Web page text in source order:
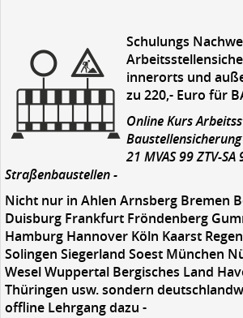
Schulungs
innerorts und
zu 220,- Euro für
Online Kurs
Baustellensicherung
21 MVAS 99 ZTV-
Straßenbaustellen -
Nicht nur in Ahlen Arnsberg Bremen
Duisburg Frankfurt Fröndenberg
Hamburg Hannover Köln Kaarst
Solingen Siegerland Soest München
Wesel Wuppertal Bergisches Land
Thüringen usw. sondern
offline Lehrgang dazu -